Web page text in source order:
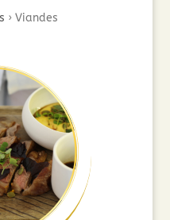
› Viandes